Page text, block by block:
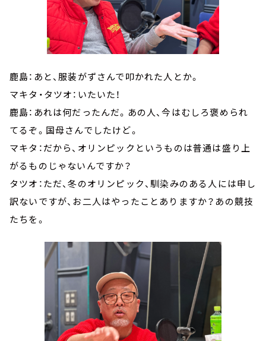
鹿島：あと、服装がずさんで叩かれた人とか。
マキタ・タツオ：いたいた！
鹿島：あれは何だったんだ。あの人、今はむしろ褒められ
てるぞ。国母さんでしたけど。
マキタ：だから、オリンピックというものは普通は盛り上
がるものじゃないんですか？
タツオ：ただ、冬のオリンピック、馴染みのある人には申し
訳ないですが、お二人はやったことありますか？あの競技
たちを。